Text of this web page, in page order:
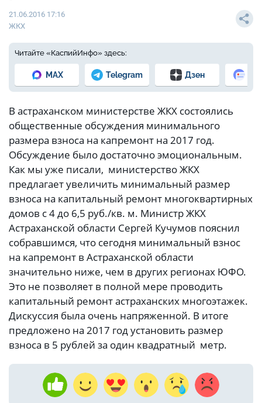
21.06.2016 17:16
ЖКХ
Читайте «КаспийИнфо» здесь:
MAX Telegram Дзен
В астраханском министерстве ЖКХ состоялись
общественные обсуждения минимального
размера взноса на капремонт на 2017 год.
Обсуждение было достаточно эмоциональным.
Как мы уже писали, министерство ЖКХ
предлагает увеличить минимальный размер
взноса на капитальный ремонт многоквартирных
домов с 4 до 6,5 руб./кв. м. Министр ЖКХ
Астраханской области Сергей Кучумов пояснил
собравшимся, что сегодня минимальный взнос
на капремонт в Астраханской области
значительно ниже, чем в других регионах ЮФО.
Это не позволяет в полной мере проводить
капитальный ремонт астраханских многоэтажек.
Дискуссия была очень напряженной. В итоге
предложено на 2017 год установить размер
взноса в 5 рублей за один квадратный метр.